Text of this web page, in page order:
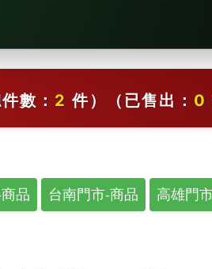
件數： 2 件） （已售出： 0
品 台南門市-商品 高雄門